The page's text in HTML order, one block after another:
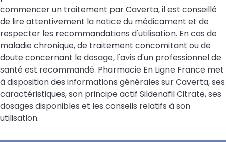
commencer un traitement par Caverta, il est conseillé
de lire attentivement la notice du médicament et de
respecter les recommandations d'utilisation. En cas de
maladie chronique, de traitement concomitant ou de
doute concernant le dosage, l'avis d'un professionnel de
santé est recommandé. Pharmacie En Ligne France met
à disposition des informations générales sur Caverta, ses
caractéristiques, son principe actif Sildenafil Citrate, ses
dosages disponibles et les conseils relatifs à son
utilisation.